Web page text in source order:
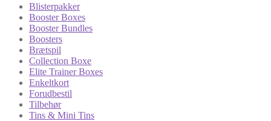
Blisterpakker
Booster Boxes
Booster Bundles
Boosters
Brætspil
Collection Boxe
Elite Trainer Boxes
Enkeltkort
Forudbestil
Tilbehør
Tins & Mini Tins